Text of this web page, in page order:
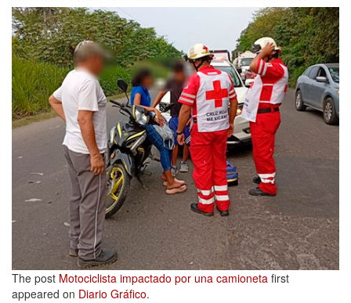
The post Motociclista impactado por una camioneta first
appeared on Diario Gráfico.